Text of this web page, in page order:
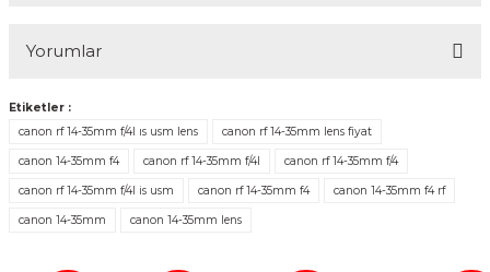
Yorumlar
Etiketler :
canon rf 14-35mm f/4l ıs usm lens
canon rf 14-35mm lens fiyat
canon 14-35mm f4 canon rf 14-35mm f/4l canon rf 14-35mm f/4
canon rf 14-35mm f/4l is usm canon rf 14-35mm f4 canon 14-35mm f4 rf
canon 14-35mm canon 14-35mm lens